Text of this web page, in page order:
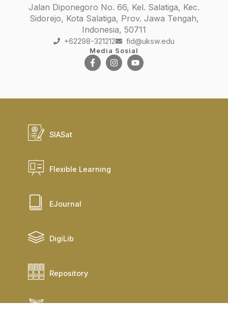
Jalan Diponegoro No. 66, Kel. Salatiga, Kec.
Sidorejo, Kota Salatiga, Prov. Jawa Tengah,
Indonesia, 50711
+62298-321212 fid@uksw.edu
Media Sosial
SIASat
Flexible Learning
EJournal
DigiLib
Repository